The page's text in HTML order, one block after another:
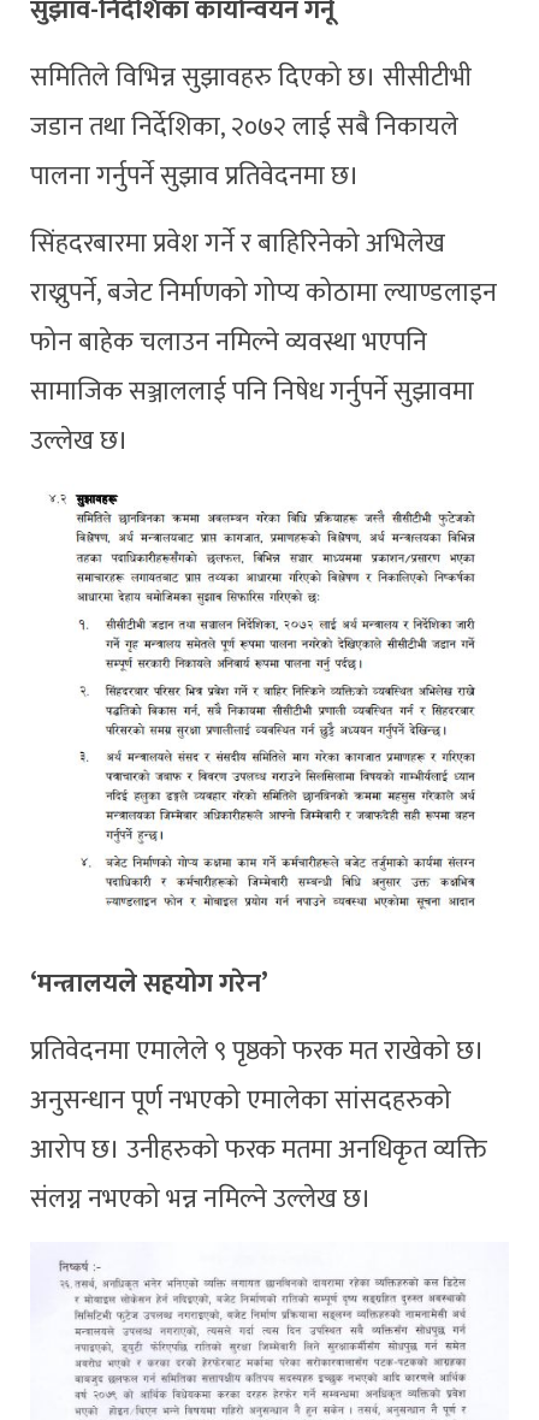
सुझाव-निर्देशिका कार्यान्वयन गर्नू
समितिले विभिन्न सुझावहरु दिएको छ। सीसीटीभी
जडान तथा निर्देशिका, २०७२ लाई सबै निकायले
पालना गर्नुपर्ने सुझाव प्रतिवेदनमा छ।
सिंहदरबारमा प्रवेश गर्ने र बाहिरिनेको अभिलेख
राख्नुपर्ने, बजेट निर्माणको गोप्य कोठामा ल्याण्डलाइन
फोन बाहेक चलाउन नमिल्ने व्यवस्था भएपनि
सामाजिक सञ्जाललाई पनि निषेध गर्नुपर्ने सुझावमा
उल्लेख छ।
‘मन्त्रालयले सहयोग गरेन’
प्रतिवेदनमा एमालेले ९ पृष्ठको फरक मत राखेको छ।
अनुसन्धान पूर्ण नभएको एमालेका सांसदहरुको
आरोप छ। उनीहरुको फरक मतमा अनधिकृत व्यक्ति
संलग्न नभएको भन्न नमिल्ने उल्लेख छ।